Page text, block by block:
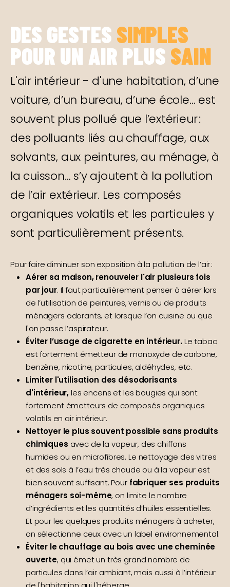
DES GESTES SIMPLES
POUR UN AIR PLUS SAIN
L'air intérieur - d'une habitation, d’une
voiture, d’un bureau, d’une école… est
souvent plus pollué que l’extérieur :
des polluants liés au chauffage, aux
solvants, aux peintures, au ménage, à
la cuisson… s’y ajoutent à la pollution
de l’air extérieur. Les composés
organiques volatils et les particules y
sont particulièrement présents.
Pour faire diminuer son exposition à la pollution de l’air :
Aérer sa maison, renouveler l'air plusieurs fois
par jour. Il faut particulièrement penser à aérer lors
de l’utilisation de peintures, vernis ou de produits
ménagers odorants, et lorsque l’on cuisine ou que
l'on passe l’aspirateur.
Éviter l’usage de cigarette en intérieur.Le tabac
est fortement émetteur de monoxyde de carbone,
benzène, nicotine, particules, aldéhydes, etc.
Limiter l'utilisation des désodorisants
d'intérieur,les encens et les bougies qui sont
fortement émetteurs de composés organiques
volatils en air intérieur.
Nettoyer le plus souvent possible sans produits
chimiques avec de la vapeur, des chiffons
humides ou en microfibres. Le nettoyage des vitres
et des sols à l’eau très chaude ou à la vapeur est
bien souvent suffisant. Pour fabriquer ses produits
ménagers soi-même, on limite le nombre
d’ingrédients et les quantités d’huiles essentielles.
Et pour les quelques produits ménagers à acheter,
on sélectionne ceux avec un label environnemental.
Éviter le chauffage au bois avec une cheminée
ouverte, qui émet un très grand nombre de
particules dans l’air ambiant, mais aussi à l’intérieur